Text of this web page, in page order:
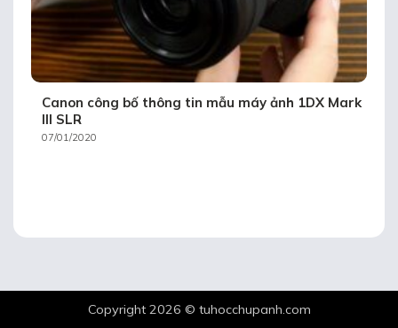
Canon công bố thông tin mẫu máy ảnh 1DX Mark
III SLR
07/01/2020
Copyright 2026 © tuhocchupanh.com